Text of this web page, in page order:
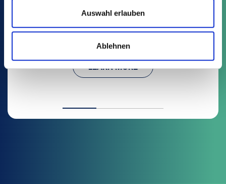
Auswahl erlauben
Ablehnen
5 Article
Cultivation and marketing trays
LEARN MORE